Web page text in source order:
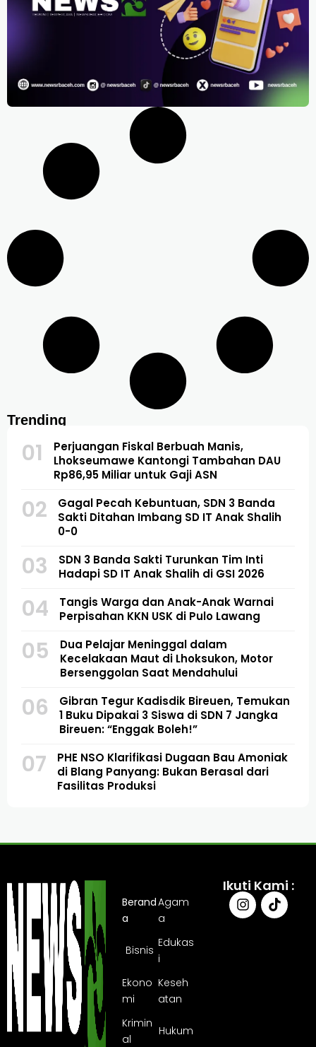
Trending
01
Perjuangan Fiskal Berbuah Manis,
Lhokseumawe Kantongi Tambahan DAU
Rp86,95 Miliar untuk Gaji ASN
02
Gagal Pecah Kebuntuan, SDN 3 Banda
Sakti Ditahan Imbang SD IT Anak Shalih
0-0
03
SDN 3 Banda Sakti Turunkan Tim Inti
Hadapi SD IT Anak Shalih di GSI 2026
04
Tangis Warga dan Anak-Anak Warnai
Perpisahan KKN USK di Pulo Lawang
05
Dua Pelajar Meninggal dalam
Kecelakaan Maut di Lhoksukon, Motor
Bersenggolan Saat Mendahului
06
Gibran Tegur Kadisdik Bireuen, Temukan
1 Buku Dipakai 3 Siswa di SDN 7 Jangka
Bireuen: “Enggak Boleh!”
07
PHE NSO Klarifikasi Dugaan Bau Amoniak
di Blang Panyang: Bukan Berasal dari
Fasilitas Produksi
Berand
a
Agam
a
Bisnis
Edukas
i
Ekono
mi
Keseh
atan
Krimin
al
Hukum
Ikuti Kami :